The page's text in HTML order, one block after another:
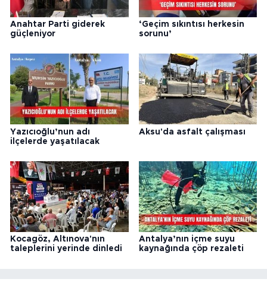
Anahtar Parti giderek
güçleniyor
‘Geçim sıkıntısı herkesin
sorunu’
Yazıcıoğlu’nun adı
ilçelerde yaşatılacak
Aksu'da asfalt çalışması
Kocagöz, Altınova'nın
taleplerini yerinde dinledi
Antalya’nın içme suyu
kaynağında çöp rezaleti